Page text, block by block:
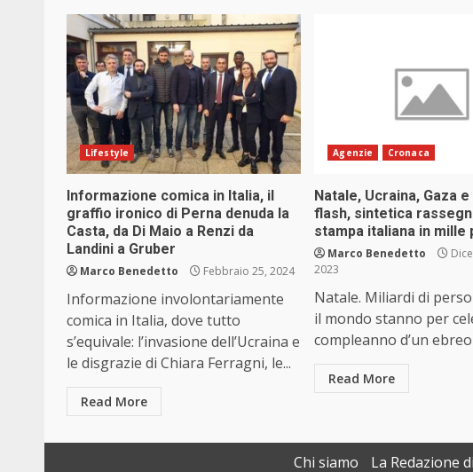
Lifestyle
Informazione comica in Italia, il
graffio ironico di Perna denuda la
Casta, da Di Maio a Renzi da
Landini a Gruber
Marco Benedetto Febbraio 25, 2024
Informazione involontariamente
comica in Italia, dove tutto
s’equivale: l’invasione dell’Ucraina e
le disgrazie di Chiara Ferragni, le...
Read More
Agenzie Cronaca
Natale, Ucraina, Gaza
flash, sintetica
stampa italiana in mille
Marco Benedetto
2023
Natale. Miliardi di
il mondo stanno per
compleanno d’un
Read More
Chi siamo La Redazione